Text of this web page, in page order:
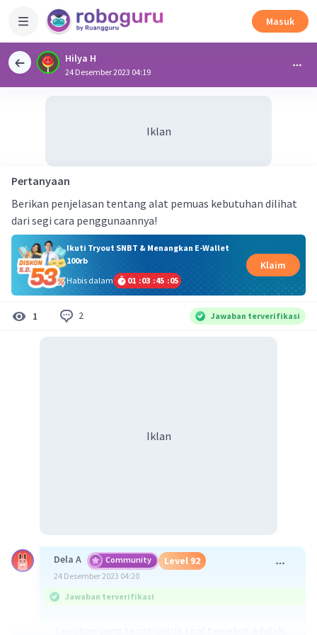
Masuk
Hilya H
24 Desember 2023 04:19
Iklan
Pertanyaan
Berikan penjelasan tentang alat pemuas kebutuhan dilihat
dari segi cara penggunaannya!
Ikuti Tryout SNBT & Menangkan E-Wallet
100rb
Habis dalam
01 :03 :45 :04
Klaim
1 2 Jawaban terverifikasi
Iklan
Dela A Community Level 92
24 Desember 2023 04:20
Jawaban terverifikasi